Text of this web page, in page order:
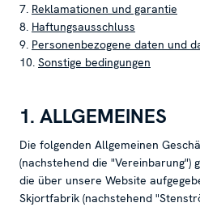
7. Reklamationen und garantie
8. Haftungsausschluss
9. Personenbezogene daten und
10. Sonstige bedingungen
1. ALLGEMEINES
Die folgenden Allgemeinen
(nachstehend die "Vereinbarung")
die über unsere Website
Skjortfabrik (nachstehend